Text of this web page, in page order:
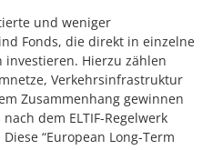
und weniger
Fonds, die direkt in einzelne
investieren. Hierzu zählen
Verkehrsinfrastruktur
Zusammenhang gewinnen
dem ELTIF-Regelwerk
“European Long-Term